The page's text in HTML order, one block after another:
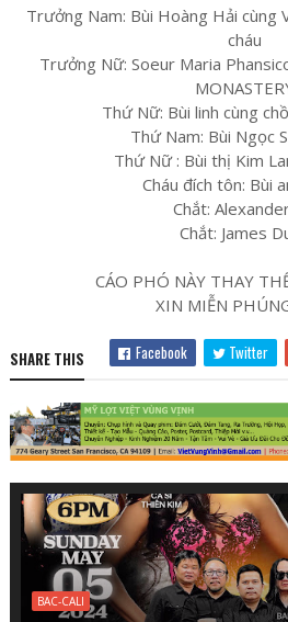
Trưởng Nam: Bùi Hoàng Hải cùng
cháu
Trưởng Nữ: Soeur Maria
Thứ Nữ: Bùi linh cùng
Thứ Nam: Bùi Ngọc
Thứ Nữ : Bùi thị Kim
Cháu đích tôn: Bùi
Chắt:
Chắt: James
CÁO PHÓ NÀY THAY
XIN MIỄN
SHARE THIS Facebook Twitter
BAC-CALI